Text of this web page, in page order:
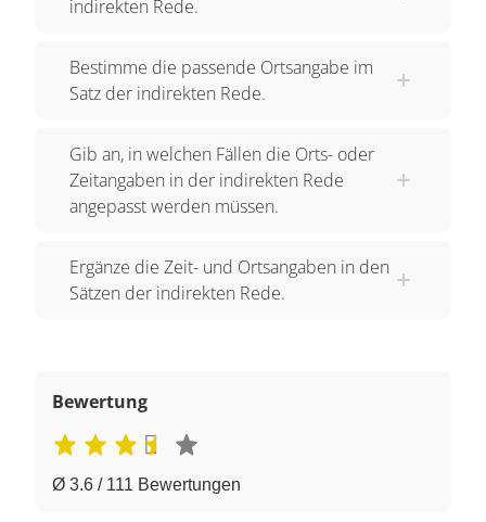
indirekten Rede.
Bestimme die passende Ortsangabe im
Satz der indirekten Rede.
Gib an, in welchen Fällen die Orts- oder
Zeitangaben in der indirekten Rede
angepasst werden müssen.
Ergänze die Zeit- und Ortsangaben in den
Sätzen der indirekten Rede.
Bewertung
Ø 3.6 / 111 Bewertungen